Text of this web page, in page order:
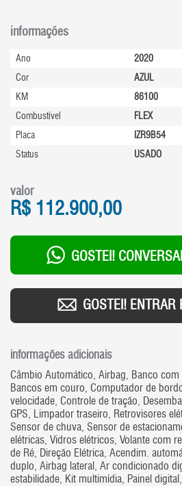
informações
Ano
2020
Cor
AZUL
KM
86100
Combustível
FLEX
Placa
IZR9B54
Status
USADO
valor
R$ 112.900,00
GOSTEI!
GOSTEI! ENTRAR
informações adicionais
Câmbio Automático, Airbag, Banco com
Bancos em couro, Computador de
velocidade, Controle de tração,
GPS, Limpador traseiro, Retrovisores
Sensor de chuva, Sensor de
elétricas, Vidros elétricos, Volante com
de Ré, Direção Elétrica, Acendim.
duplo, Airbag lateral, Ar condicionado
estabilidade, Kit multimídia, Painel